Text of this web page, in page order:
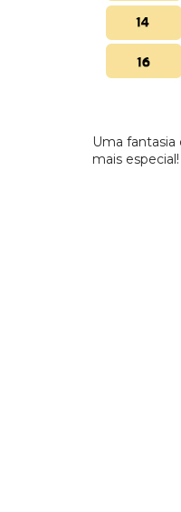
Uma
mais especial!